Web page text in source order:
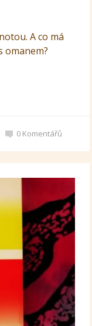
A co má
omanem?
0 Komentářů